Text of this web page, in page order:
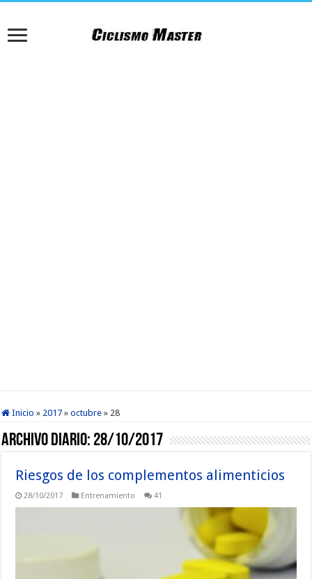
Inicio » 2017 » octubre » 28
Archivo diario: 28/10/2017
Riesgos de los complementos alimenticios
28/10/2017 Entrenamiento 41